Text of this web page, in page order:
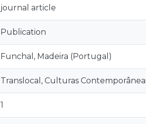
journal article
Publication
Funchal, Madeira (Portugal)
Translocal, Culturas
1